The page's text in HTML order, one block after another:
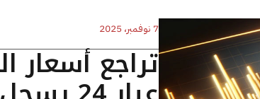
7 نوفمبر، 2025
تراجع